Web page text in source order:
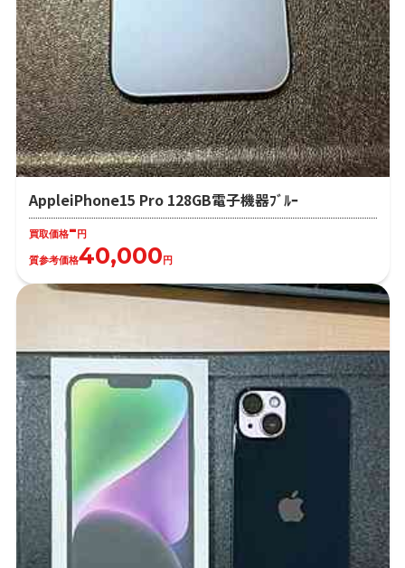
AppleiPhone15 Pro 128GB電子機器ﾌﾞﾙｰ
買取価格-円
質参考価格40,000円